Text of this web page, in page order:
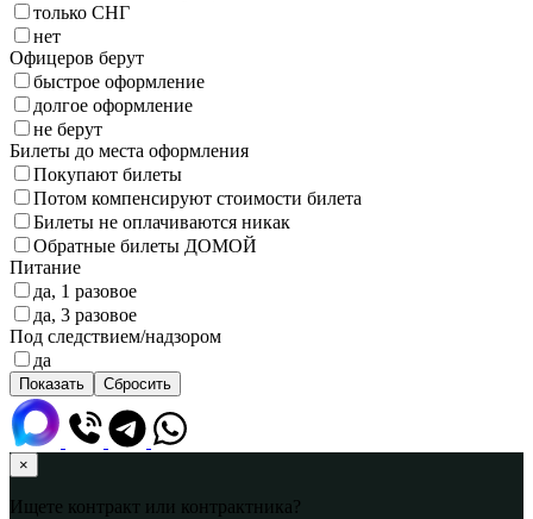
только СНГ
нет
Офицеров берут
быстрое оформление
долгое оформление
не берут
Билеты до места оформления
Покупают билеты
Потом компенсируют стоимости билета
Билеты не оплачиваются никак
Обратные билеты ДОМОЙ
Питание
да, 1 разовое
да, 3 разовое
Под следствием/надзором
да
×
Ищете контракт или контрактника?